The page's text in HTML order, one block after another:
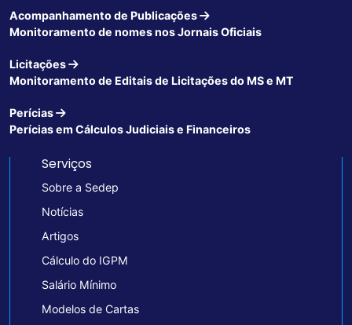
Acompanhamento de Publicações
Monitoramento de nomes nos Jornais Oficiais
Licitações
Monitoramento de Editais de Licitações do MS e MT
Perícias
Perícias em Cálculos Judiciais e Financeiros
Serviços
Sobre a Sedep
Notícias
Artigos
Cálculo do IGPM
Salário Mínimo
Modelos de Cartas